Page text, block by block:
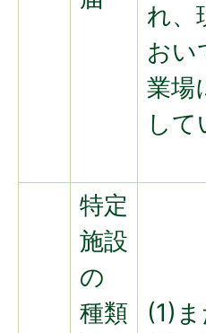
れ、
おい
業場
して
特定
施設
の
種類
(1)